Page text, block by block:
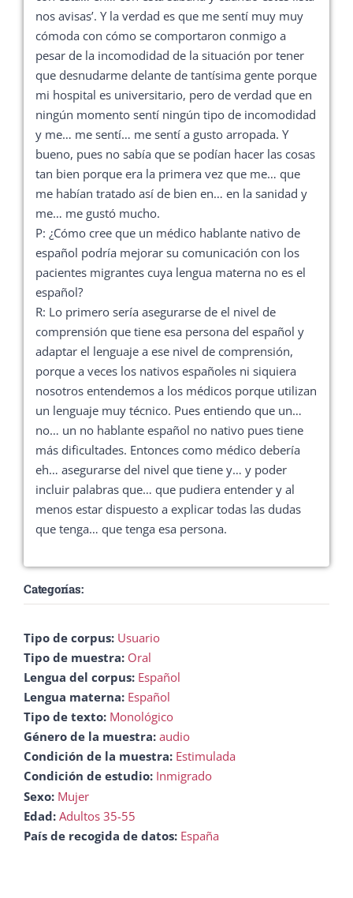
nos avisas’. Y la verdad es que me sentí muy muy
cómoda con cómo se comportaron conmigo a
pesar de la incomodidad de la situación por tener
que desnudarme delante de tantísima gente porque
mi hospital es universitario, pero de verdad que en
ningún momento sentí ningún tipo de incomodidad
y me… me sentí… me sentí a gusto arropada. Y
bueno, pues no sabía que se podían hacer las cosas
tan bien porque era la primera vez que me… que
me habían tratado así de bien en… en la sanidad y
me… me gustó mucho.
P: ¿Cómo cree que un médico hablante nativo de
español podría mejorar su comunicación con los
pacientes migrantes cuya lengua materna no es el
español?
R: Lo primero sería asegurarse de el nivel de
comprensión que tiene esa persona del español y
adaptar el lenguaje a ese nivel de comprensión,
porque a veces los nativos españoles ni siquiera
nosotros entendemos a los médicos porque utilizan
un lenguaje muy técnico. Pues entiendo que un…
no… un no hablante español no nativo pues tiene
más dificultades. Entonces como médico debería
eh… asegurarse del nivel que tiene y… y poder
incluir palabras que… que pudiera entender y al
menos estar dispuesto a explicar todas las dudas
que tenga… que tenga esa persona.
Categorías:
Tipo de corpus: Usuario
Tipo de muestra: Oral
Lengua del corpus: Español
Lengua materna: Español
Tipo de texto: Monológico
Género de la muestra: audio
Condición de la muestra: Estimulada
Condición de estudio: Inmigrado
Sexo: Mujer
Edad: Adultos 35-55
País de recogida de datos: España